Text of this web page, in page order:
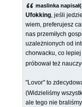
maslinka
Ufokking, jeśli
wiem, preferujesz
nas przemiłych
uzależnionych od
chorwacku, co lepiej
próbował też
"Lovor" to
(Widzieliśmy
ale tego nie